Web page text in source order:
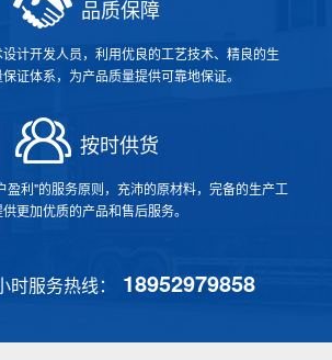
品质保障
计开发人员，利用优良的工艺技术、精良的生
证体系，为产品质量提供可靠地保证。
按时供货
盈利"的服务原则，充沛的原材料，完备的生产工
更加优质的产品和售后服务。
时服务热线： 18952979858